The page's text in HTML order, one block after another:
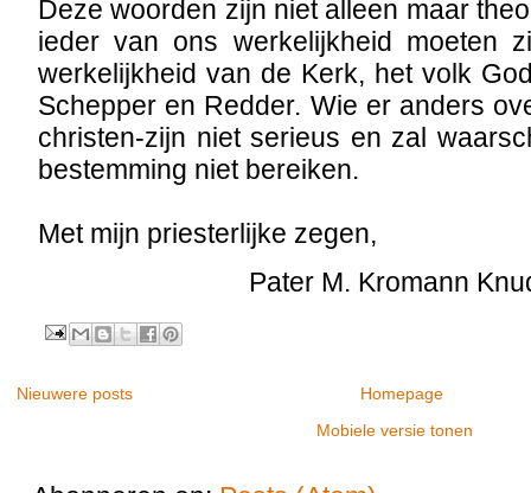
Deze woorden zijn niet alleen maar
ieder van ons werkelijkheid moeten
werkelijkheid van de Kerk, het volk
Schepper en Redder. Wie er anders
christen-zijn niet serieus en zal
bestemming niet bereiken.
Met mijn priesterlijke zegen,
Pater M. Kromann
Nieuwere posts
Homepage
Mobiele versie tonen